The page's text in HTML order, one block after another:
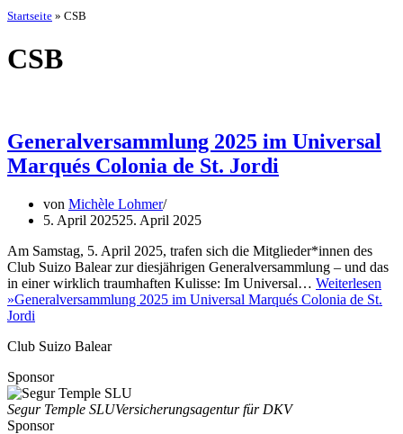
Startseite » CSB
CSB
Generalversammlung 2025 im Universal
Marqués Colonia de St. Jordi
von Michèle Lohmer
5. April 202525. April 2025
Am Samstag, 5. April 2025, trafen sich die Mitglieder*innen des
Club Suizo Balear zur diesjährigen Generalversammlung – und das
in einer wirklich traumhaften Kulisse: Im Universal… Weiterlesen
»Generalversammlung 2025 im Universal Marqués Colonia de St.
Jordi
Club Suizo Balear
Sponsor
Segur Temple SLUVersicherungsagentur für DKV
Sponsor